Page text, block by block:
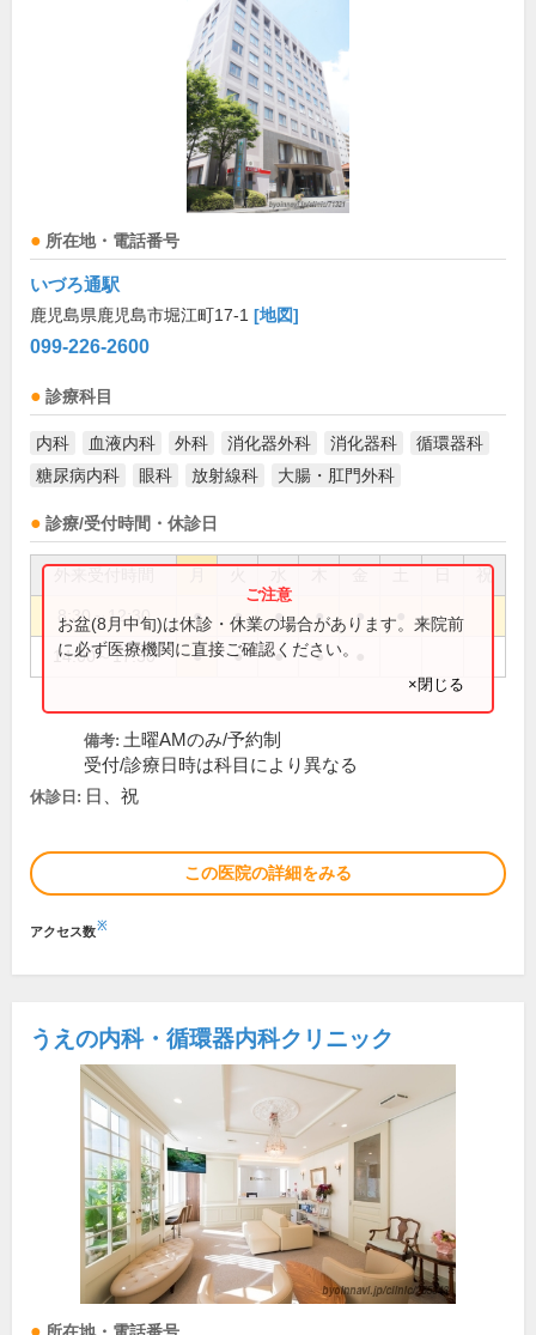
所在地・電話番号
いづろ通駅
鹿児島県鹿児島市堀江町17-1 [地図]
099-226-2600
診療科目
内科 血液内科 外科 消化器外科 消化器科
循環器科
糖尿病内科
眼科 放射線科 大腸・肛門外科
診療/受付時間・休診日
祝
8:30～12:30 ● ● ● ● ●
14:00～17:30 ● ● ● ●
お盆(8月中旬)は休診・休業の場合があります。来院前
に必ず医療機関に直接ご確認ください。
×閉じる
備考: 土曜AMのみ/予約制
受付/診療日時は科目により異なる
休診日: 日、祝
この医院の詳細をみる
アクセス数※
うえの内科・循環器内科クリニック